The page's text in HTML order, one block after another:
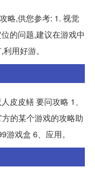
略,供您参考: 1. 视觉
的问题,建议在游戏中
用好游。
皮皮鳝 要问攻略 1、
的某个游戏的攻略助
戏盒 6、应用。